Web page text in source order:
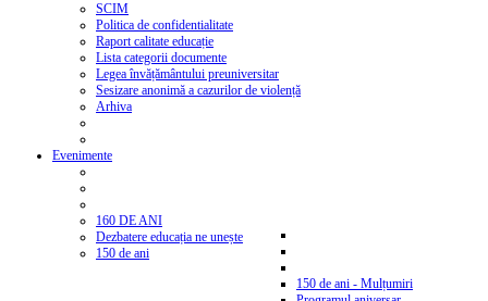
SCIM
Politica de confidentialitate
Raport calitate educație
Lista categorii documente
Legea învățământului preuniversitar
Sesizare anonimă a cazurilor de violență
Arhiva
Evenimente
160 DE ANI
Dezbatere educația ne unește
150 de ani
150 de ani - Mulțumiri